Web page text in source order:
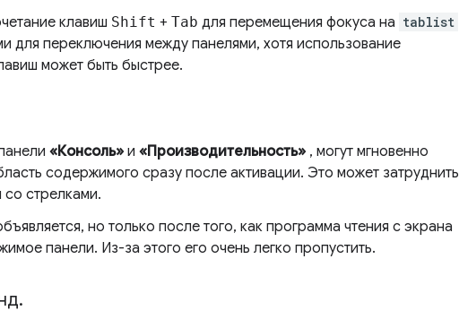
клавиш Shift + Tab для перемещения фокуса на tablist
для переключения между панелями, хотя использование
может быть быстрее.
«Консоль» и «Производительность» , могут мгновенно
содержимого сразу после активации. Это может затруднить
стрелками.
но только после того, как программа чтения с экрана
панели. Из-за этого его очень легко пропустить.
.